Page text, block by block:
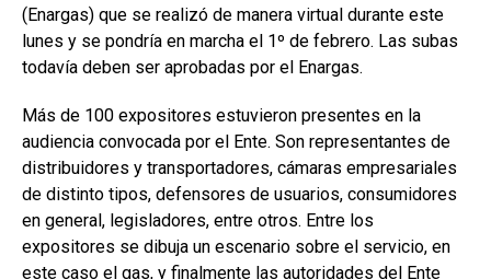
(Enargas) que se realizó de manera virtual durante este
lunes y se pondría en marcha el 1º de febrero. Las subas
todavía deben ser aprobadas por el Enargas.
Más de 100 expositores estuvieron presentes en la
audiencia convocada por el Ente. Son representantes de
distribuidores y transportadores, cámaras empresariales
de distinto tipos, defensores de usuarios, consumidores
en general, legisladores, entre otros. Entre los
expositores se dibuja un escenario sobre el servicio, en
este caso el gas, y finalmente las autoridades del Ente